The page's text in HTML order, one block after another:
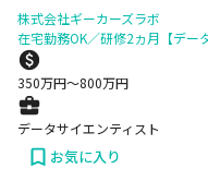
株式会社ギーカーズラボ
在宅勤務OK／研修2ヵ月【デー
350万円〜800万円
データサイエンティスト
お気に入り